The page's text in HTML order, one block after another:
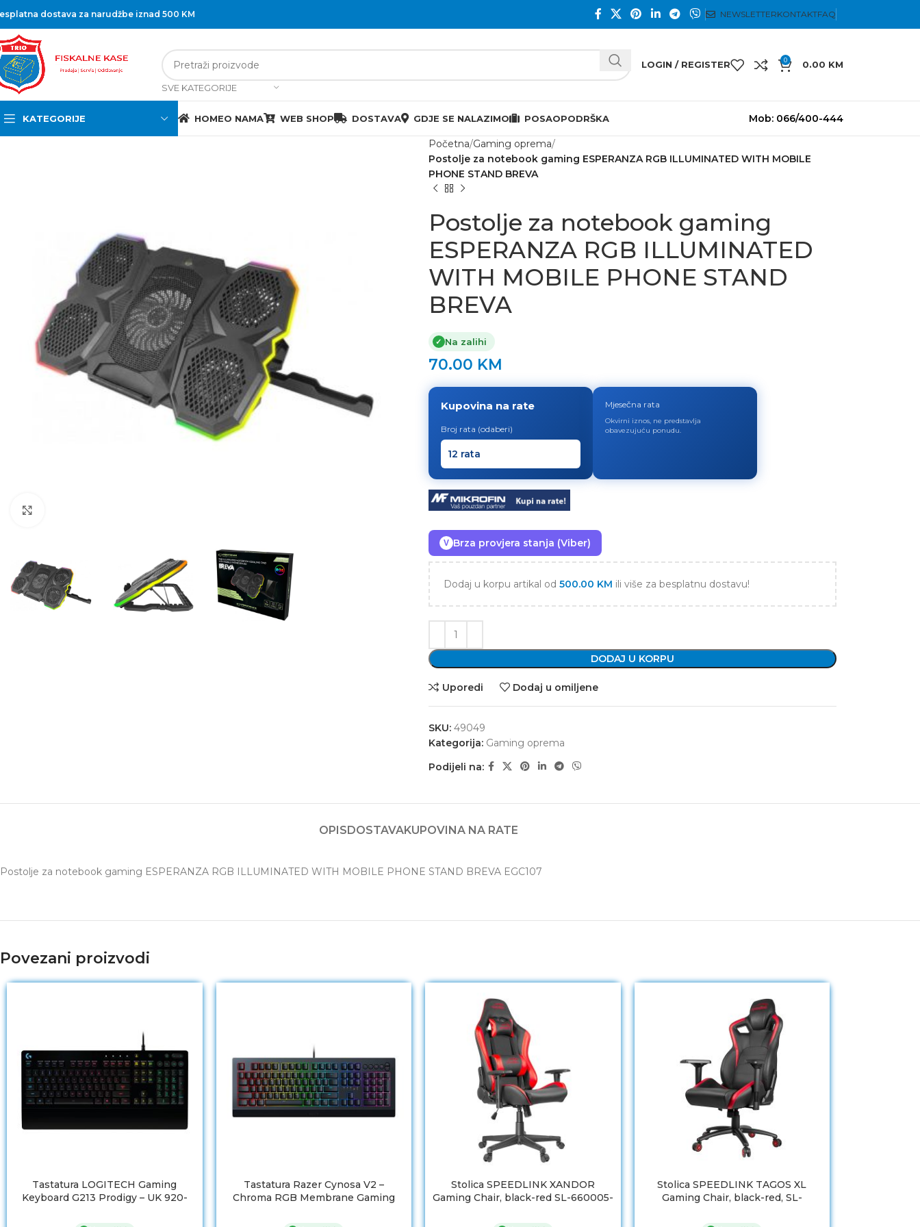
dostava za narudžbe iznad 500 KM NEWSLETTERKONTAKTFAQ
SVE KATEGORIJE
LOGIN / REGISTER 0 0.00 KM
KATEGORIJE HOMEO NAMA WEB SHOP DOSTAVA GDJE SE NALAZIMO POSAOPODRŠKA Mob: 066/400-444
Početna Gaming oprema
Postolje za notebook gaming ESPERANZA RGB ILLUMINATED WITH MOBILE
PHONE STAND BREVA
Postolje za notebook gaming
ESPERANZA RGB ILLUMINATED
WITH MOBILE PHONE STAND
BREVA
✓ Na zalihi
70.00 KM
Kupovina na rate
Broj rata (odaberi)
Mjesečna rata
Okvirni iznos, ne predstavlja
obavezujuću ponudu.
V Brza provjera stanja (Viber)
Dodaj u korpu artikal od 500.00 KM ili više za besplatnu dostavu!
DODAJ U KORPU
Uporedi Dodaj u omiljene
SKU: 49049
Kategorija: Gaming oprema
Podijeli na:
OPISDOSTAVAKUPOVINA NA RATE
Postolje za notebook gaming ESPERANZA RGB ILLUMINATED WITH MOBILE PHONE STAND BREVA EGC107
Povezani proizvodi
Tastatura LOGITECH Gaming
Keyboard G213 Prodigy – UK 920-
Tastatura Razer Cynosa V2 –
Chroma RGB Membrane Gaming
Stolica SPEEDLINK XANDOR
Gaming Chair, black-red SL-660005-
Stolica SPEEDLINK TAGOS XL
Gaming Chair, black-red, SL-